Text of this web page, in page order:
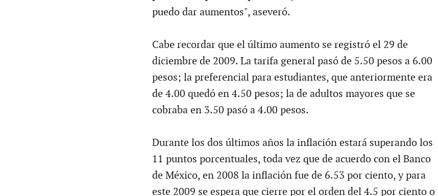
puedo dar aumentos", aseveró.
Cabe recordar que el último aumento se registró el 29 de
diciembre de 2009. La tarifa general pasó de 5.50 pesos a 6.00
pesos; la preferencial para estudiantes, que anteriormente era
de 4.00 quedó en 4.50 pesos; la de adultos mayores que se
cobraba en 3.50 pasó a 4.00 pesos.
Durante los dos últimos años la inflación estará superando los
11 puntos porcentuales, toda vez que de acuerdo con el Banco
de México, en 2008 la inflación fue de 6.53 por ciento, y para
este 2009 se espera que cierre por el orden del 4.5 por ciento o